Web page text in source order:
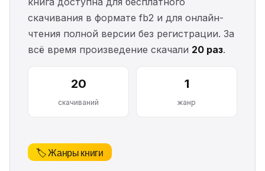
скачивания в формате fb2 и для онлайн-
чтения полной версии без регистрации. За
всё время произведение скачали 20 раз.
20
скачиваний
1
жанр
🏷️ Жанры книги